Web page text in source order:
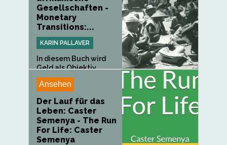
Gesellschaften -
Monetary
Transitions:...
KARIN PALLAVER
In diesem Buch wird
Geld als Objektiv
verwendet,...
Ansehen
Der Lauf für das
Leben: Caster
Semenya - The Run
For Life: Caster
Semenya